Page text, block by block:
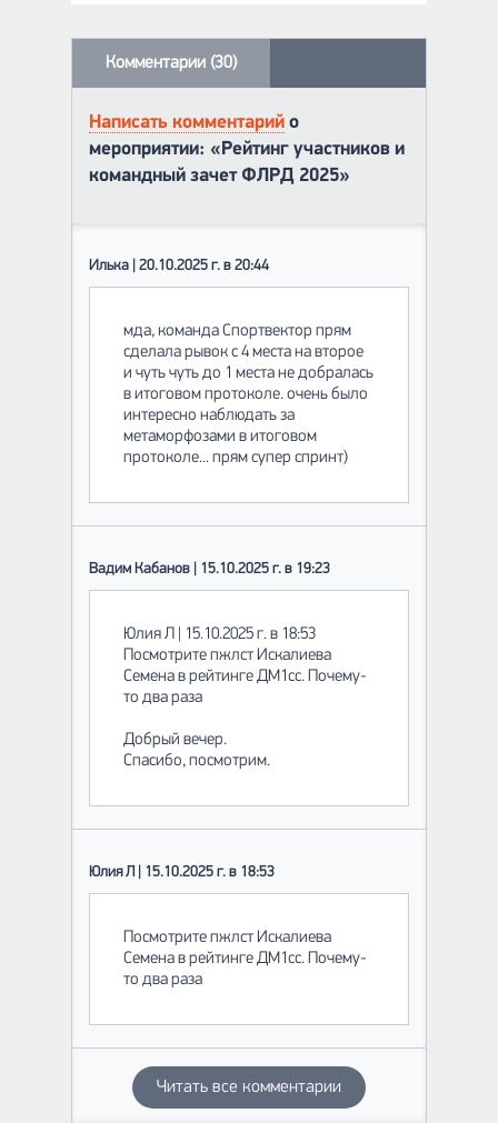
Комментарии (30)
Написать комментарий о
мероприятии: «Рейтинг участников и
командный зачет ФЛРД 2025»
Илька | 20.10.2025 г. в 20:44
мда, команда Спортвектор прям
сделала рывок с 4 места на второе
и чуть чуть до 1 места не добралась
в итоговом протоколе. очень было
интересно наблюдать за
метаморфозами в итоговом
протоколе... прям супер спринт)
Вадим Кабанов | 15.10.2025 г. в 19:23
Юлия Л | 15.10.2025 г. в 18:53
Посмотрите пжлст Искалиева
Семена в рейтинге ДМ1сс. Почему-
то два раза
Добрый вечер.
Спасибо, посмотрим.
Юлия Л | 15.10.2025 г. в 18:53
Посмотрите пжлст Искалиева
Семена в рейтинге ДМ1сс. Почему-
то два раза
Читать все комментарии